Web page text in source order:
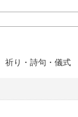
祈り・詩句・儀式